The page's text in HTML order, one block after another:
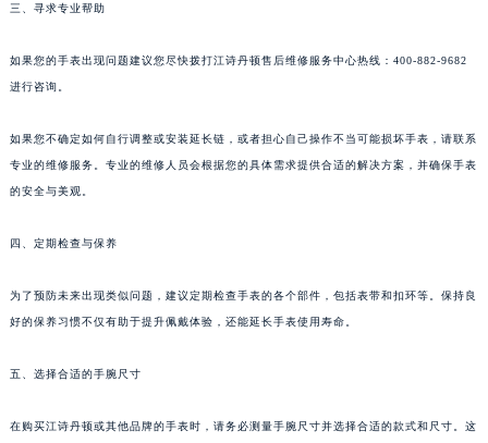
三、寻求专业帮助
如果您的手表出现问题建议您尽快拨打江诗丹顿售后维修服务中心热线：400-882-9682
进行咨询。
如果您不确定如何自行调整或安装延长链，或者担心自己操作不当可能损坏手表，请联系
专业的维修服务。专业的维修人员会根据您的具体需求提供合适的解决方案，并确保手表
的安全与美观。
四、定期检查与保养
为了预防未来出现类似问题，建议定期检查手表的各个部件，包括表带和扣环等。保持良
好的保养习惯不仅有助于提升佩戴体验，还能延长手表使用寿命。
五、选择合适的手腕尺寸
在购买江诗丹顿或其他品牌的手表时，请务必测量手腕尺寸并选择合适的款式和尺寸。这